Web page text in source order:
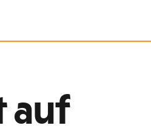
auf